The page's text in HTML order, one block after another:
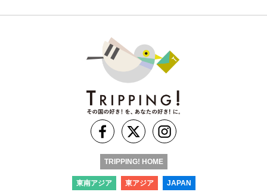
TRIPPING! HOME
東南アジア 東アジア JAPAN